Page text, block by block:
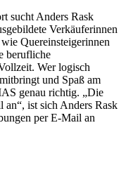
sucht Anders Rask
Verkäuferinnen
Quereinsteigerinnen
berufliche
Wer logisch
und Spaß am
genau richtig. „Die
an“, ist sich Anders Rask
per E-Mail an